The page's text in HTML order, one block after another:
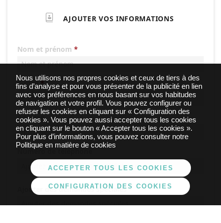
Nous utilisons nos propres cookies et ceux de tiers à des
fins d’analyse et pour vous présenter de la publicité en lien
avec vos préférences en nous basant sur vos habitudes
de navigation et votre profil. Vous pouvez configurer ou
refuser les cookies en cliquant sur « Configuration des
cookies ». Vous pouvez aussi accepter tous les cookies
en cliquant sur le bouton « Accepter tous les cookies ».
Pour plus d’informations, vous pouvez consulter notre
Politique en matière de cookies
ACCEPTER TOUS LES COOKIES
CONFIGURATION DES COOKIES